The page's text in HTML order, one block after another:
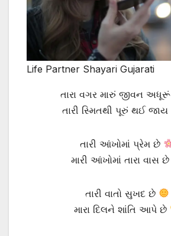
Life Partner Shayari Gujarati
તારા વગર મારું જીવન
તારી સ્મિતથી પૂરું થઈ
તારી આંખોમાં પ્રેમ છે
મારી આંખોમાં તારા વાસ છે
તારી વાતો સુખદ છે
મારા દિલને શાંતિ આપે છે